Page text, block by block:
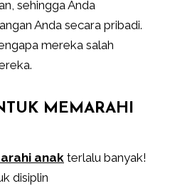
sehingga Anda
Anda secara pribadi.
mereka salah
MEMARAHI
anak terlalu banyak!
disiplin